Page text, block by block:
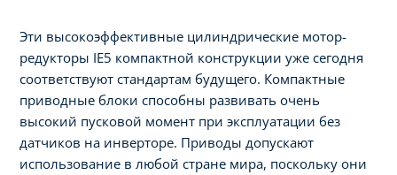
Эти высокоэффективные цилиндрические мотор-
редукторы IE5 компактной конструкции уже сегодня
соответствуют стандартам будущего. Компактные
приводные блоки способны развивать очень
высокий пусковой момент при эксплуатации без
датчиков на инверторе. Приводы допускают
использование в любой стране мира, поскольку они